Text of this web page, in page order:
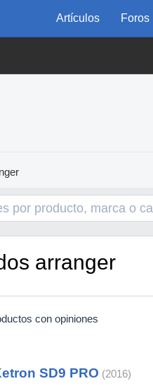
Artículos Foros
arranger
con opiniones
SD9 PRO (2016)